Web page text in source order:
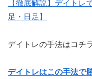
【徹底解説】デイトレ
足・日足】
デイトレの手法はコチ
デイトレはこの手法で